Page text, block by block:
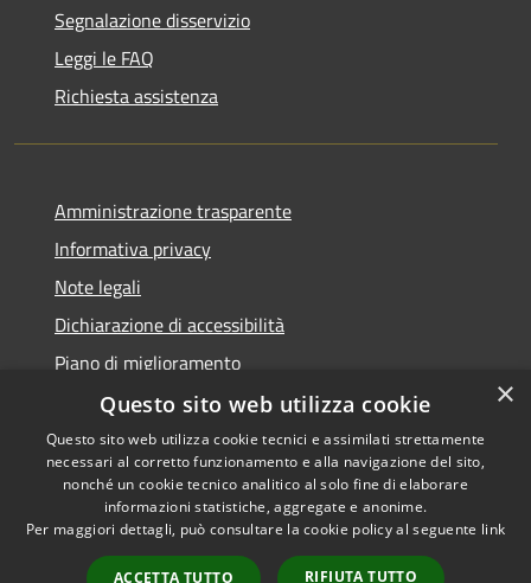
Segnalazione disservizio
Leggi le FAQ
Richiesta assistenza
Amministrazione trasparente
Informativa privacy
Note legali
Dichiarazione di accessibilità
Piano di miglioramento
Accessibilità
Privacy
Copyright © 2026 • Comune di
Castiglion Fiorentino •
Powered byMunicipium •
Accesso redazione
×
Questo sito web utilizza cookie
Questo sito web utilizza cookie tecnici e assimilati strettamente
necessari al corretto funzionamento e alla navigazione del sito,
nonché un cookie tecnico analitico al solo fine di elaborare
informazioni statistiche, aggregate e anonime.
Per maggiori dettagli, può consultare la cookie policy al seguente link
ACCETTA TUTTO RIFIUTA TUTTO